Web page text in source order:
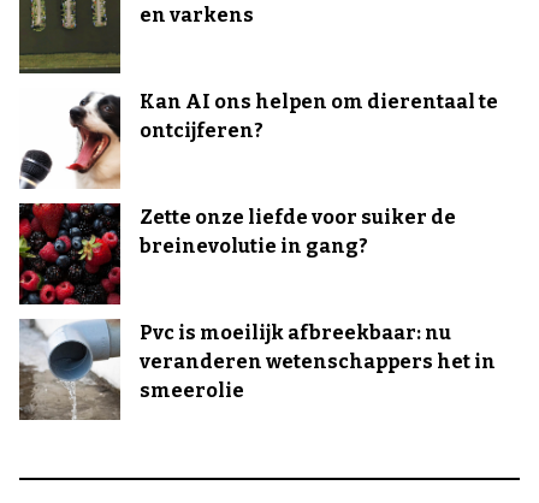
en varkens
Kan AI ons helpen om dierentaal te
ontcijferen?
Zette onze liefde voor suiker de
breinevolutie in gang?
Pvc is moeilijk afbreekbaar: nu
veranderen wetenschappers het in
smeerolie